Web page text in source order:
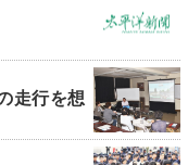
走行を想